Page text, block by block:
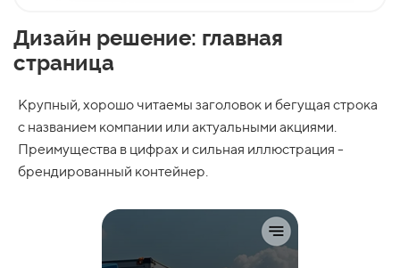
Дизайн решение: главная
страница
Крупный, хорошо читаемы заголовок и бегущая строка
с названием компании или актуальными акциями.
Преимущества в цифрах и сильная иллюстрация -
брендированный контейнер.